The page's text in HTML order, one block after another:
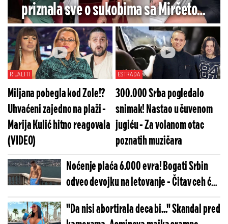
priznala sve o sukobima sa Mirčetom
zbog noćnog života - Ovo je razlog
razvoda?
RIJALITI
Miljana pobegla kod Zole!?
Uhvaćeni zajedno na plaži -
Marija Kulić hitno reagovala
(VIDEO)
ESTRADA
300.000 Srba pogledalo
snimak! Nastao u čuvenom
jugiću - Za volanom otac
poznatih muzičara
Noćenje plaća 6.000 evra! Bogati Srbin
odveo devojku na letovanje - Čitav ceh će
vas frapirati
"Da nisi abortirala deca bi..." Skandal pred